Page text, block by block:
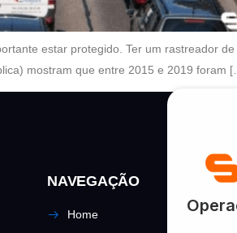
estar protegido. Ter um rastreador
mostram que entre 2015 e 2019 foram
NAVEGAÇÃO
Home